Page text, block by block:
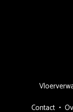
Contact •